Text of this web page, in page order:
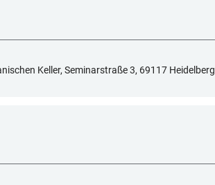
Keller, Seminarstraße 3, 69117 Heidelberg